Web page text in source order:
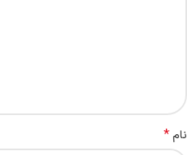
نام*